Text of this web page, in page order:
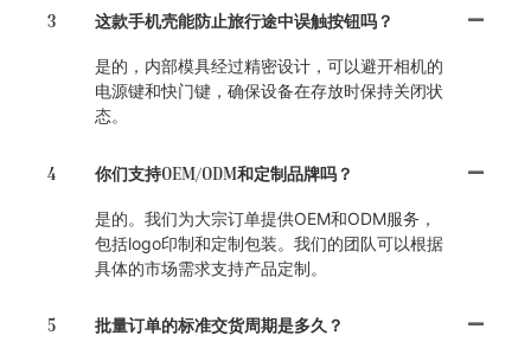
3 这款手机壳能防止旅行途中误触按钮吗？
是的，内部模具经过精密设计，可以避开相机的
电源键和快门键，确保设备在存放时保持关闭状
态。
4 你们支持OEM/ODM和定制品牌吗？
是的。我们为大宗订单提供OEM和ODM服务，
包括logo印制和定制包装。我们的团队可以根据
具体的市场需求支持产品定制。
5 批量订单的标准交货周期是多久？